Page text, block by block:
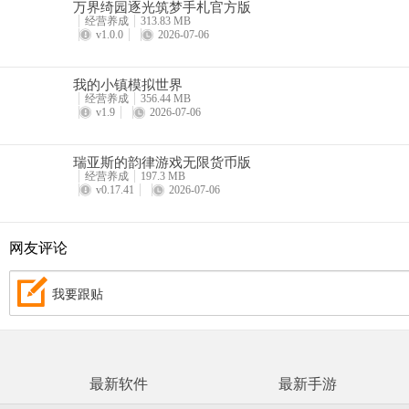
万界绮园逐光筑梦手札官方版
经营养成
313.83 MB
v1.0.0
2026-07-06
我的小镇模拟世界
经营养成
356.44 MB
v1.9
2026-07-06
瑞亚斯的韵律游戏无限货币版
经营养成
197.3 MB
v0.17.41
2026-07-06
网友评论
我要跟贴
最新软件 最新手游